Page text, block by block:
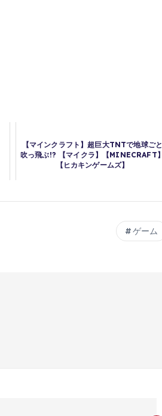
【マインクラフト】超巨大TNTで地球ごと
吹っ飛ぶ!? 【マイクラ】【MINECRAFT】
【ヒカキンゲームズ】
ゲーム